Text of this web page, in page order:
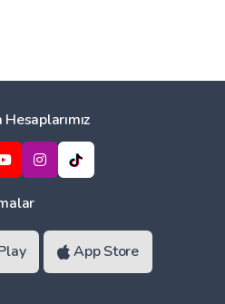
App Store